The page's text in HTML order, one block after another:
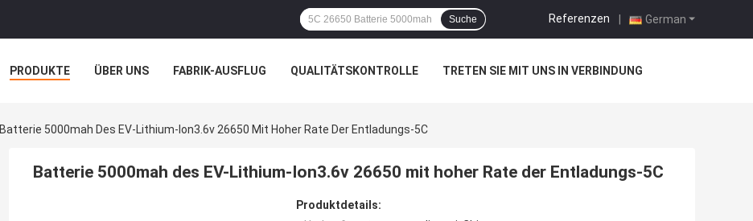
German
Referenzen |
Suche
PRODUKTE ÜBER UNS FABRIK-AUSFLUG QUALITÄTSKONTROLLE TRETEN SIE MIT UNS IN VERBINDUNG
Batterie 5000mah Des EV-Lithium-Ion3.6v 26650 Mit Hoher Rate Der Entladungs-5C
Batterie 5000mah des EV-Lithium-Ion3.6v 26650 mit hoher Rate der Entladungs-5C
Produktdetails: